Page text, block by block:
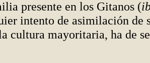
presente en los Gitanos (
intento de asimilación de
cultura mayoritaria, ha de